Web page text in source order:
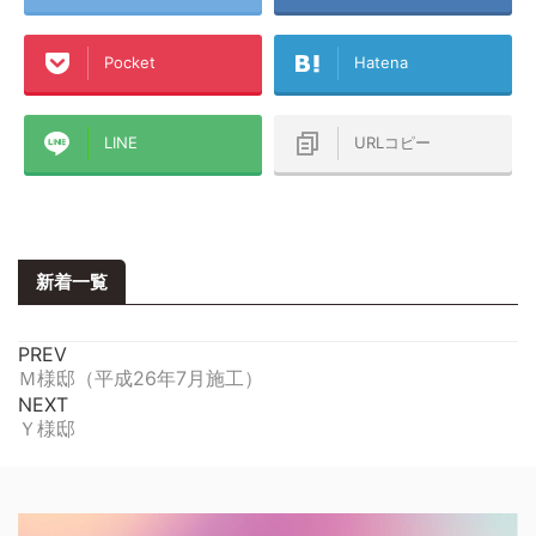
Pocket Hatena
LINE URLコピー
新着一覧
PREV
Ｍ様邸（平成26年7月施工）
NEXT
Ｙ様邸